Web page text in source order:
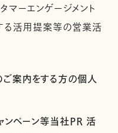
マーエンゲージメント
活用提案等の営業活
ご案内をする方の個人
ンペーン等当社PR 活